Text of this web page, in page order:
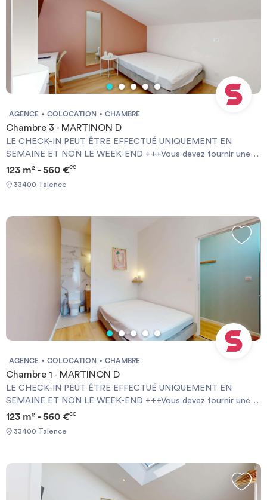
AGENCE COLOCATION CHAMBRE
Chambre 3 - MARTINON D
LE CHECK-IN PEUT ÊTRE EFFECTUÉ UNIQUEMENT EN
SEMAINE ET NON LE WEEK-END +++Vous devez fournir une
Garantie Visale obligatoirement et une assurance habitation+++
[ENG] CHECK-IN CAN ONLY BE DONE ON WEEKDAYS AND
NOT AT WEEKENDS +++You must provide a Visale Guarantee
123 m² - 560 €CC
33400 Talence
AGENCE COLOCATION CHAMBRE
Chambre 1 - MARTINON D
LE CHECK-IN PEUT ÊTRE EFFECTUÉ UNIQUEMENT EN
SEMAINE ET NON LE WEEK-END +++Vous devez fournir une
Garantie Visale obligatoirement et une assurance habitation+++
[ENG] CHECK-IN CAN ONLY BE DONE ON WEEKDAYS AND
NOT AT WEEKENDS +++You must provide a Visale Guarantee
123 m² - 560 €CC
33400 Talence